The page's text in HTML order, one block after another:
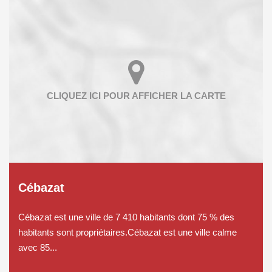
Cébazat
Cébazat est une ville de 7 410 habitants dont 75 % des
habitants sont propriétaires.Cébazat est une ville calme
avec 85...